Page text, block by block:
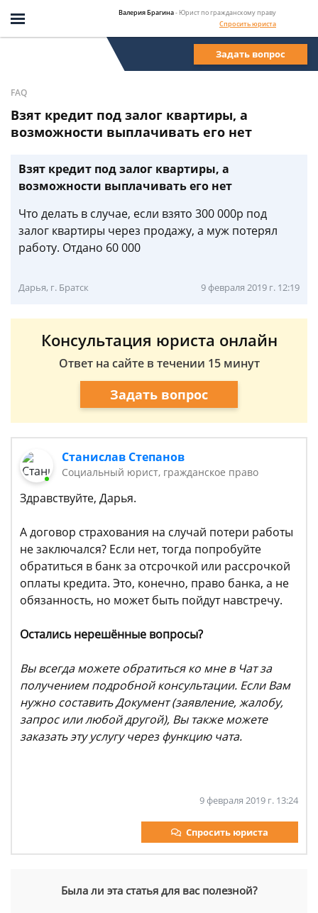
Валерия Брагина- Юрист по гражданскому праву
Спросить юриста
Задать вопрос
FAQ
Взят кредит под залог квартиры, а
возможности выплачивать его нет
Взят кредит под залог квартиры, а
возможности выплачивать его нет
Что делать в случае, если взято 300 000р под
залог квартиры через продажу, а муж потерял
работу. Отдано 60 000
Дарья, г. Братск 9 февраля 2019 г. 12:19
Консультация юриста онлайн
Ответ на сайте в течении 15 минут
Задать вопрос
Станислав Степанов
Социальный юрист, гражданское право
Здравствуйте, Дарья.
А договор страхования на случай потери работы
не заключался? Если нет, тогда попробуйте
обратиться в банк за отсрочкой или рассрочкой
оплаты кредита. Это, конечно, право банка, а не
обязанность, но может быть пойдут навстречу.
Остались нерешённые вопросы?
Вы всегда можете обратиться ко мне в Чат за
получением подробной консультации. Если Вам
нужно составить Документ (заявление, жалобу,
запрос или любой другой), Вы также можете
заказать эту услугу через функцию чата.
9 февраля 2019 г. 13:24
Спросить юриста
Была ли эта статья для вас полезной?